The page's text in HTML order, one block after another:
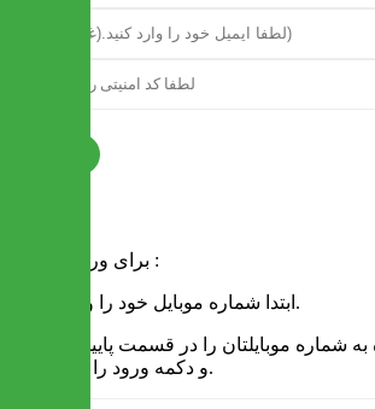
برای ورود به سایت :
1 - ابتدا شماره موبایل خود را وارد کنید.
و دکمه ورود را انتخاب کنید.